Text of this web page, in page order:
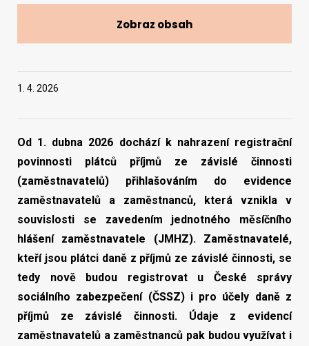
1. 4. 2026
Od 1. dubna 2026 dochází k nahrazení registrační
povinnosti plátců příjmů ze závislé činnosti
(zaměstnavatelů) přihlašováním do evidence
zaměstnavatelů a zaměstnanců, která vznikla v
souvislosti se zavedením jednotného měsíčního
hlášení zaměstnavatele (JMHZ). Zaměstnavatelé,
kteří jsou plátci daně z příjmů ze závislé činnosti, se
tedy nově budou registrovat u České správy
sociálního zabezpečení (ČSSZ) i pro účely daně z
příjmů ze závislé činnosti. Údaje z evidencí
zaměstnavatelů a zaměstnanců pak budou využívat i
Zobraz obsah